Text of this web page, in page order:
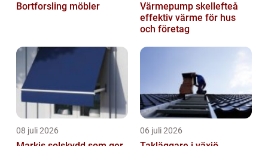
Bortforsling möbler
Värmepump skellefteå
effektiv värme för hus
och företag
08 juli 2026 06 juli 2026